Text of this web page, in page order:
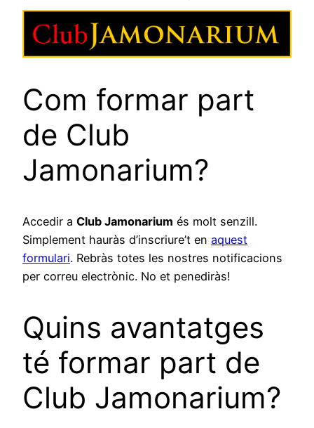
Com formar part
de Club
Jamonarium?
Accedir a Club Jamonarium és molt senzill.
Simplement hauràs d’inscriure’t en aquest
formulari. Rebràs totes les nostres notificacions
per correu electrònic. No et penediràs!
Quins avantatges
té formar part de
Club Jamonarium?